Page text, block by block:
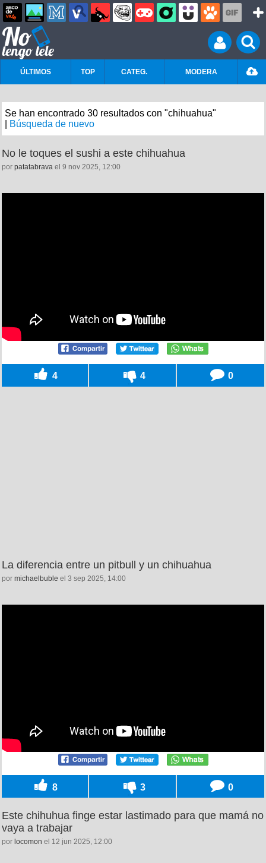
ÚLTIMOS TOP CATEG. MODERA
Se han encontrado 30 resultados con "chihuahua"
Búsqueda de nuevo
No le toques el sushi a este chihuahua
por patatabrava el 9 nov 2025, 12:00
4 4 0
La diferencia entre un pitbull y un chihuahua
por michaelbuble el 3 sep 2025, 14:00
8 3 0
Este chihuhua finge estar lastimado para que mamá no
vaya a trabajar
por locomon el 12 jun 2025, 12:00